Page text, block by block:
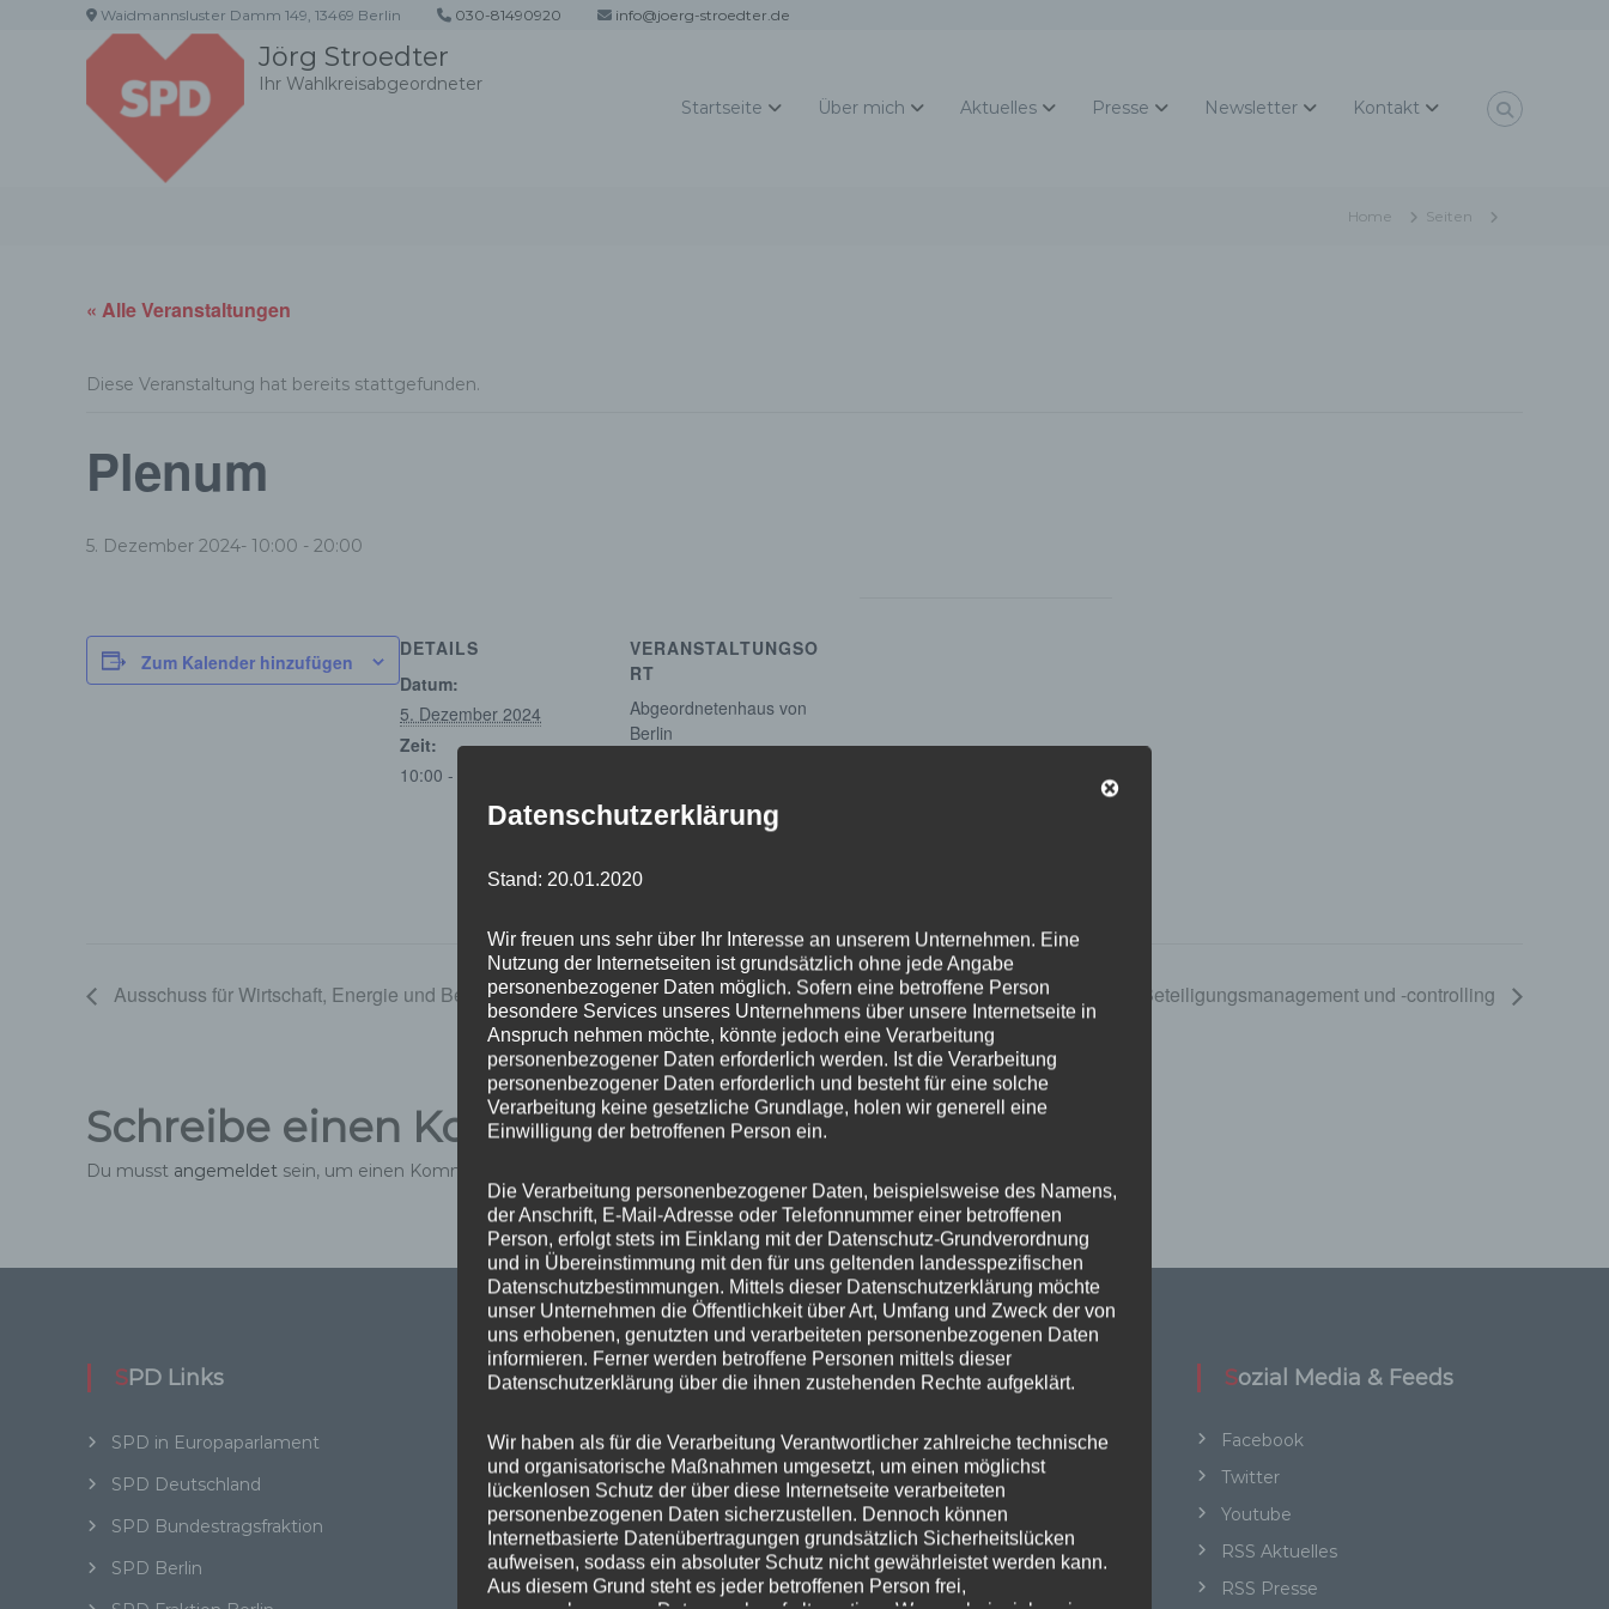
Waidmannsluster Damm 149, 13469 Berlin 030-81490920 info@joerg-stroedter.de
Jörg Stroedter
Ihr Wahlkreisabgeordneter
Startseite
Über mich Aktuelles Presse Newsletter Kontakt
Home Seiten
« Alle Veranstaltungen
Diese Veranstaltung hat bereits stattgefunden.
Plenum
5. Dezember 2024- 10:00 - 20:00
Zum Kalender hinzufügen
DETAILS
Datum:
5. Dezember 2024
Zeit:
10:00 - 20:00
VERANSTALTUNGSO
RT
Abgeordnetenhaus von
Berlin
Google Karte anzeigen
Ausschuss für Wirtschaft, Energie und Betriebe Unterausschuss Beteiligungsmanagement und -controlling
Schreibe einen Kommentar
Du musst angemeldet sein, um einen Kommentar abzugeben.
SPD Links
SPD in Europaparlament
SPD Deutschland
SPD Bundestragsfraktion
SPD Berlin
Wichtige Links
SPD in Startseite
Datenschutzerklärung
Kategorien
Newsletter
Anmelden
Sozial Media & Feeds
Facebook
Twitter
Youtube
RSS Aktuelles
RSS Presse
Datenschutzerklärung
Stand: 20.01.2020
Wir freuen uns sehr über Ihr Interesse an unserem Unternehmen. Eine
Nutzung der Internetseiten ist grundsätzlich ohne jede Angabe
personenbezogener Daten möglich. Sofern eine betroffene Person
besondere Services unseres Unternehmens über unsere Internetseite in
Anspruch nehmen möchte, könnte jedoch eine Verarbeitung
personenbezogener Daten erforderlich werden. Ist die Verarbeitung
personenbezogener Daten erforderlich und besteht für eine solche
Verarbeitung keine gesetzliche Grundlage, holen wir generell eine
Einwilligung der betroffenen Person ein.
Die Verarbeitung personenbezogener Daten, beispielsweise des Namens,
der Anschrift, E-Mail-Adresse oder Telefonnummer einer betroffenen
Person, erfolgt stets im Einklang mit der Datenschutz-Grundverordnung
und in Übereinstimmung mit den für uns geltenden landesspezifischen
Datenschutzbestimmungen. Mittels dieser Datenschutzerklärung möchte
unser Unternehmen die Öffentlichkeit über Art, Umfang und Zweck der von
uns erhobenen, genutzten und verarbeiteten personenbezogenen Daten
informieren. Ferner werden betroffene Personen mittels dieser
Datenschutzerklärung über die ihnen zustehenden Rechte aufgeklärt.
Wir haben als für die Verarbeitung Verantwortlicher zahlreiche technische
und organisatorische Maßnahmen umgesetzt, um einen möglichst
lückenlosen Schutz der über diese Internetseite verarbeiteten
personenbezogenen Daten sicherzustellen. Dennoch können
Internetbasierte Datenübertragungen grundsätzlich Sicherheitslücken
aufweisen, sodass ein absoluter Schutz nicht gewährleistet werden kann.
Aus diesem Grund steht es jeder betroffenen Person frei,